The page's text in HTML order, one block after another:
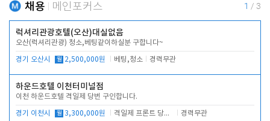
채용 메인포커스 1 / 3
럭셔리관광호텔(오산)대실없음
오산(럭셔리관광) 청소,베팅같이하실분 구합니다~
경기 오산시 월 2,500,000원 베팅,청소 경력무관
하운드호텔 이천터미널점
이천 하운드호텔 격일제 당번 구인합니다.
경기 이천시 월 3,300,000원 격일제 프론트 당번 업무로 주차 및 객실 점검 경력무관